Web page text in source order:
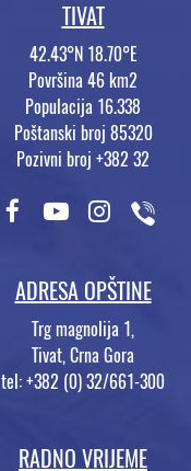
TIVAT
42.43°N 18.70°E
Površina 46 km2
Populacija 16.338
Poštanski broj 85320
Pozivni broj +382 32
ADRESA OPŠTINE
Trg magnolija 1,
Tivat, Crna Gora
tel: +382 (0) 32/661-300
RADNO VRIJEME